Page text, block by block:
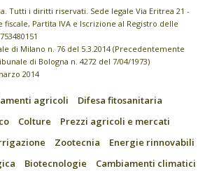
Tutti i diritti riservati. Sede legale Via Eritrea 21 -
fiscale, Partita IVA e Iscrizione al Registro delle
di Milano n. 76 del 5.3.2014 (Precedentemente
di Bologna n. 4272 del 7/04/1973)
2014
agricoli
Difesa fitosanitaria
Colture
Prezzi agricoli e mercati
Zootecnia
Energie rinnovabili
Biotecnologie
Cambiamenti climatici